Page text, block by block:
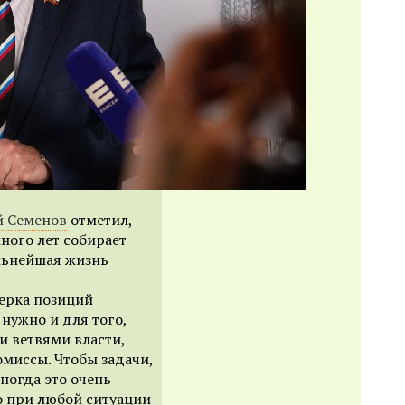
Семенов отметил,
лет собирает
жизнь
позиций
и для того,
ветвями власти,
Чтобы задачи,
это очень
при любой ситуации